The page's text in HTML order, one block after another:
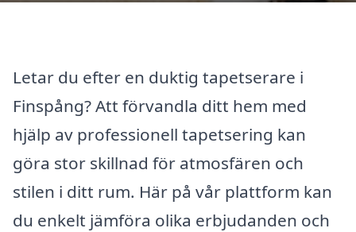
Letar du efter en duktig tapetserare i
Finspång? Att förvandla ditt hem med
hjälp av professionell tapetsering kan
göra stor skillnad för atmosfären och
stilen i ditt rum. Här på vår plattform kan
du enkelt jämföra olika erbjudanden och